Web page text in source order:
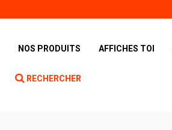
NOS PRODUITS AFFICHES TOI
RECHERCHER